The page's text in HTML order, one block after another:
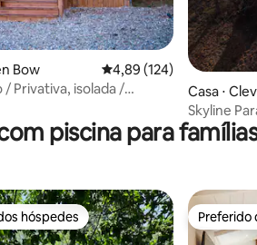
de 5, 154 avaliações
Bow 4,89 de uma avaliação
4,89 (124)
/ Privativa, isolada /
Casa ⋅
Skyline
|Keystone
piscina para
preferidos dos hóspedes
hóspedes Preferido
Preferido